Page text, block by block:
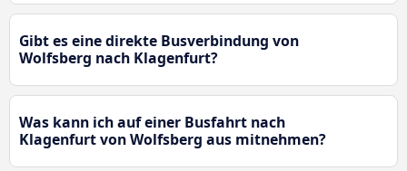
Gibt es eine direkte Busverbindung von
Wolfsberg nach Klagenfurt?
Was kann ich auf einer Busfahrt nach
Klagenfurt von Wolfsberg aus mitnehmen?